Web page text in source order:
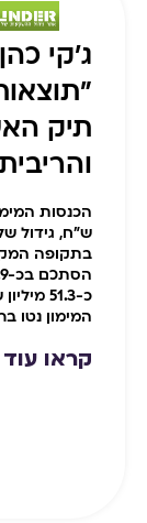
תיק
כ-51.3
המימון נטו
קראו